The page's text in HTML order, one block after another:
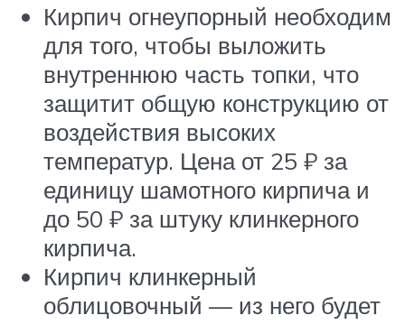
Кирпич огнеупорный необходим
для того, чтобы выложить
внутреннюю часть топки, что
защитит общую конструкцию от
воздействия высоких
температур. Цена от 25 ₽ за
единицу шамотного кирпича и
до 50 ₽ за штуку клинкерного
кирпича.
Кирпич клинкерный
облицовочный — из него будет